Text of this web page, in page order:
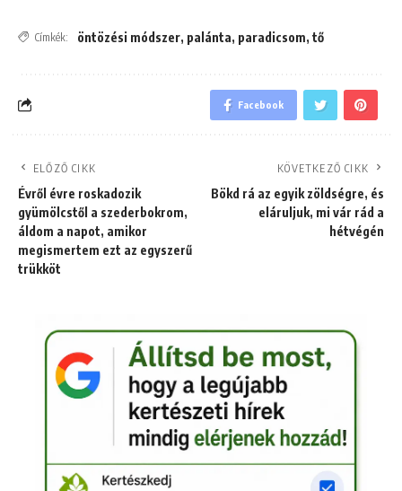
Címkék: öntözési módszer, palánta, paradicsom, tő
Facebook
ELŐZŐ CIKK
Évről évre roskadozik
gyümölcstől a szederbokrom,
áldom a napot, amikor
megismertem ezt az egyszerű
trükköt
KÖVETKEZŐ CIKK
Bökd rá az egyik zöldségre, és
eláruljuk, mi vár rád a
hétvégén